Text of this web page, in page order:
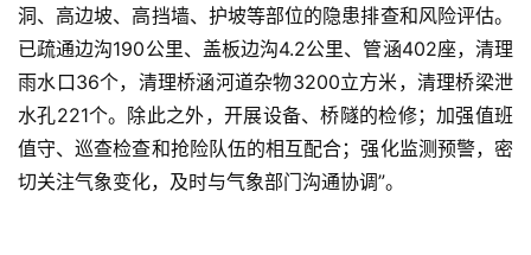
洞、高边坡、高挡墙、护坡等部位的隐患排查和风险评估。
已疏通边沟190公里、盖板边沟4.2公里、管涵402座，清理
雨水口36个，清理桥涵河道杂物3200立方米，清理桥梁泄
水孔221个。除此之外，开展设备、桥隧的检修；加强值班
值守、巡查检查和抢险队伍的相互配合；强化监测预警，密
切关注气象变化，及时与气象部门沟通协调”。